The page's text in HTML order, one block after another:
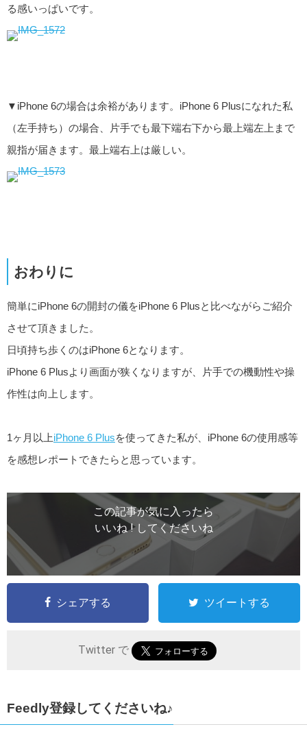
る感いっぱいです。
▼iPhone 6の場合は余裕があります。iPhone 6 Plusになれた私
（左手持ち）の場合、片手でも最下端右下から最上端左上まで
親指が届きます。最上端右上は厳しい。
おわりに
簡単にiPhone 6の開封の儀をiPhone 6 Plusと比べながらご紹介
させて頂きました。
日頃持ち歩くのはiPhone 6となります。
iPhone 6 Plusより画面が狭くなりますが、片手での機動性や操
作性は向上します。
1ヶ月以上iPhone 6 Plusを使ってきた私が、iPhone 6の使用感等
を感想レポートできたらと思っています。
この記事が気に入ったら
いいね ! してくださいね
シェアする ツイートする
Twitter で
Feedly登録してくださいね♪